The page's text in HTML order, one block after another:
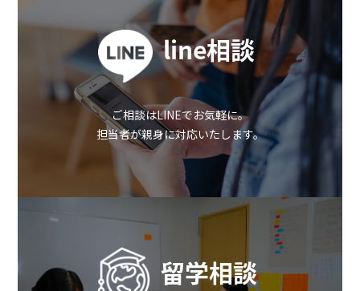
line相談
ご相談はLINEでお気軽に。
担当者が親身に対応いたします。
留学相談